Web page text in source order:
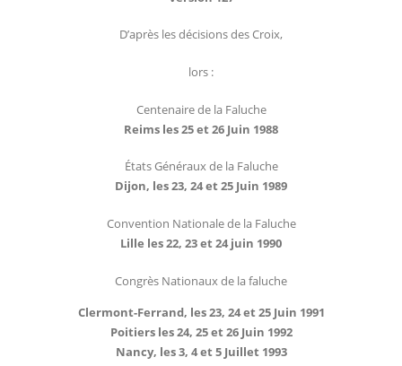
D’après les décisions des Croix,
lors :
Centenaire de la Faluche
Reims les 25 et 26 Juin 1988
États Généraux de la Faluche
Dijon, les 23, 24 et 25 Juin 1989
Convention Nationale de la Faluche
Lille les 22, 23 et 24 juin 1990
Congrès Nationaux de la faluche
Clermont-Ferrand, les 23, 24 et 25 Juin 1991
Poitiers les 24, 25 et 26 Juin 1992
Nancy, les 3, 4 et 5 Juillet 1993